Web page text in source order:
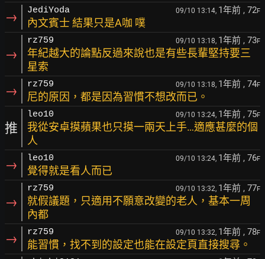
→ JediYoda 09/10 13:14, 1年前 , 72F
內文賓士 結果只是A咖 噗
→
rz759 09/10 13:18, 1年前 , 73F
年紀越大的論點反過來說也是有些長輩堅持要三
星索
→ rz759 09/10 13:18, 1年前 , 74F
尼的原因，都是因為習慣不想改而已。
推
leo10 09/10 13:24, 1年前 , 75F
我從安卓摸蘋果也只摸一兩天上手…適應甚麼的個
人
→ leo10 09/10 13:24, 1年前 , 76F
覺得就是看人而已
→
rz759 09/10 13:32, 1年前 , 77F
就假議題，只適用不願意改變的老人，基本一周
內都
→ rz759 09/10 13:32, 1年前 , 78F
能習慣，找不到的設定也能在設定頁直接搜尋。